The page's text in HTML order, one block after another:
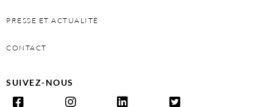
PRESSE ET ACTUALITÉ
CONTACT
SUIVEZ-NOUS